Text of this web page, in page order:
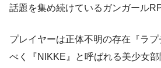
話題を集め続けているガンガール
プレイヤーは正体不明の存在『ラ
べく『NIKKE』と呼ばれる美少女